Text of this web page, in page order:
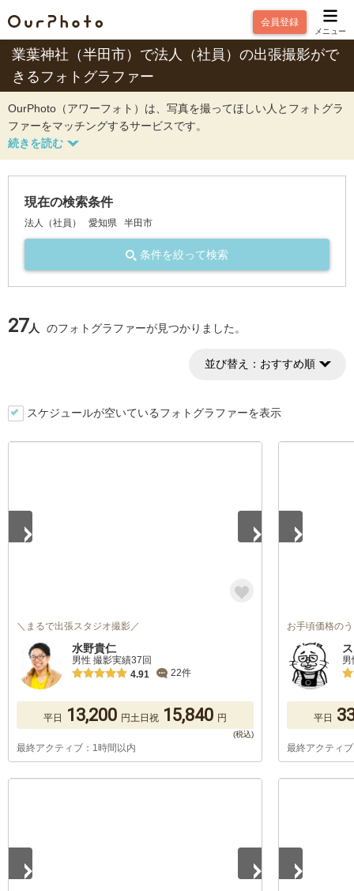
会員登録
メニュー
業葉神社（半田市）で法人（社員）の出張撮影がで
きるフォトグラファー
OurPhoto（アワーフォト）は、写真を撮ってほしい人とフォトグラ
ファーをマッチングするサービスです。
現在の検索条件
法人（社員） 愛知県 半田市
条件を絞って検索
27人 のフォトグラファーが見つかりました。
並び替え： おすすめ順
スケジュールが空いているフォトグラファーを表示
＼まるで出張スタジオ撮影／
水野貴仁
男性 撮影実績37回
4.91
22件
平日 13,200 円土日祝 15,840 円
最終アクティブ：1時間以内
お手頃価格の
平日
最終アクティ